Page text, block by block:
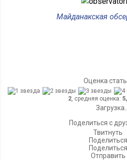
Майданакская
Оценка
2, средняя оценка:
Загрузка...
Поделиться с
Твитнуть
Поделиться
Поделиться
Отправить